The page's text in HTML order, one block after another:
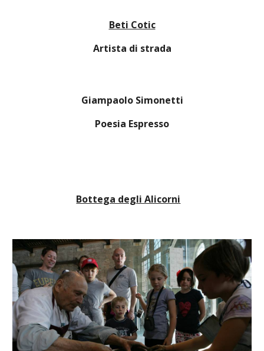
Beti Cotic
Artista di strada
Giampaolo Simonetti
Poesia Espresso
Bottega degli Alicorni